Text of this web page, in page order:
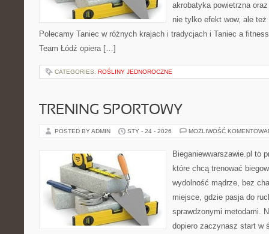
akrobatyka powietrzna
nie tylko efekt wow, ale
Polecamy Taniec w różnych krajach i tradycjach i Taniec a
Team Łódź opiera […]
CATEGORIES: ROŚLINY JEDNOROCZNE
TRENING SPORTOWY
POSTED BY ADMIN STY - 24 - 2026 MOŻLIWOŚĆ
Bieganiewwarszawie.pl to
które chcą trenować
wydolność mądrze, bez
miejsce, gdzie pasja do
sprawdzonymi metodami.
dopiero zaczynasz start w